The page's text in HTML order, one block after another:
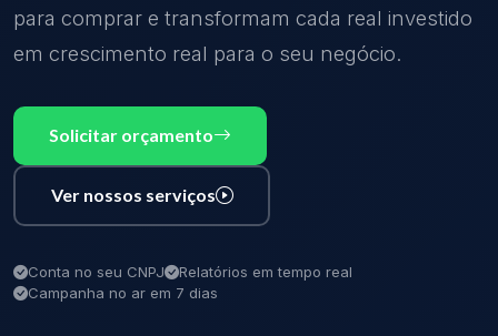
para comprar e transformam cada real investido
em crescimento real para o seu negócio.
Solicitar orçamento
Ver nossos serviços
Conta no seu CNPJ
Relatórios em tempo real
Campanha no ar em 7 dias